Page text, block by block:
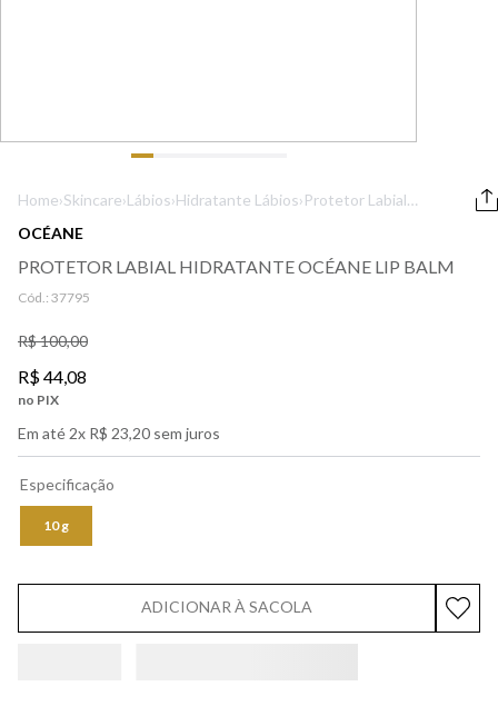
Home›Skincare›Lábios›Hidratante Lábios›Protetor Labial
OCÉANE
PROTETOR LABIAL HIDRATANTE OCÉANE LIP BALM
Cód.: 37795
R$100,00
R$44,08
no PIX
Em até 2x R$ 23,20 sem juros
Especificação
10 g
ADICIONAR À SACOLA